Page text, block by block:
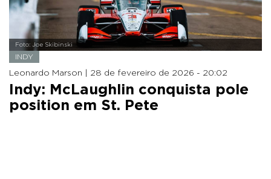
Foto: Joe Skibinski
INDY
Leonardo Marson | 28 de fevereiro de 2026 - 20:02
Indy: McLaughlin conquista pole
position em St. Pete